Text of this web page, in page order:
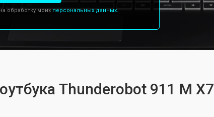
обработку моих персональных данных.
Thunderobot 911 M X7